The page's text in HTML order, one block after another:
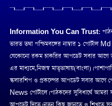
Information You Can Trust:
ভারত তথা পশ্চিমবঙ্গের নাম্বার ১ পোর্টাল
যেকোনো রকম চাকরির আপডেট সবার
এর মাধ্যমে,নিজস্ব মাতৃভাষায়(বাংলা)।
স্কলারশিপ ও প্রকল্পের আপডেট সবার আগে
News পোর্টালে। পাঠকদের সুবিধার্থে